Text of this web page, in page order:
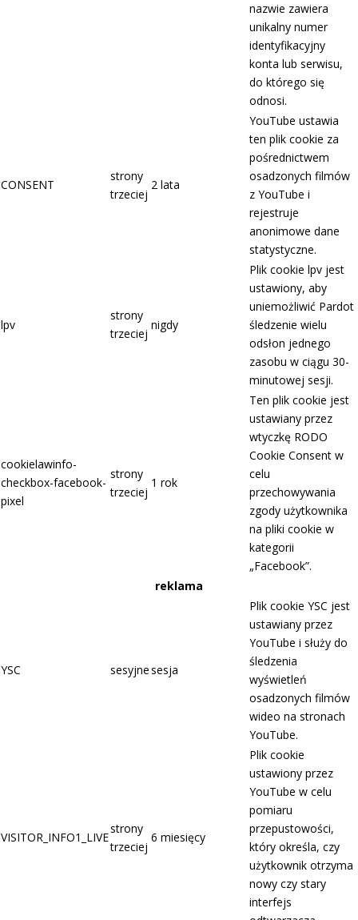
nazwie zawiera
unikalny numer
identyfikacyjny
konta lub serwisu,
do którego się
odnosi.
CONSENT
strony
trzeciej
2 lata
YouTube ustawia
ten plik cookie za
pośrednictwem
osadzonych filmów
z YouTube i
rejestruje
anonimowe dane
statystyczne.
lpv
strony
trzeciej
nigdy
Plik cookie lpv jest
ustawiony, aby
uniemożliwić Pardot
śledzenie wielu
odsłon jednego
zasobu w ciągu 30-
minutowej sesji.
cookielawinfo-
checkbox-facebook-
pixel
strony
trzeciej
1 rok
Ten plik cookie jest
ustawiany przez
wtyczkę RODO
Cookie Consent w
celu
przechowywania
zgody użytkownika
na pliki cookie w
kategorii
„Facebook”.
reklama
YSC sesyjnesesja
Plik cookie YSC jest
ustawiany przez
YouTube i służy do
śledzenia
wyświetleń
osadzonych filmów
wideo na stronach
YouTube.
VISITOR_INFO1_LIVE
strony
trzeciej
6 miesięcy
Plik cookie
ustawiony przez
YouTube w celu
pomiaru
przepustowości,
który określa, czy
użytkownik otrzyma
nowy czy stary
interfejs